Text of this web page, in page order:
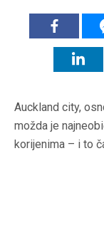
Auckland city,
možda je
korijenima – i to